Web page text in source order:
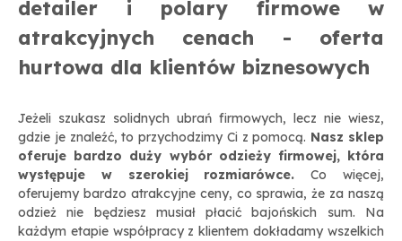
detailer i polary firmowe w
atrakcyjnych cenach - oferta
hurtowa dla klientów biznesowych
Jeżeli szukasz solidnych ubrań firmowych, lecz nie wiesz,
gdzie je znaleźć, to przychodzimy Ci z pomocą. Nasz sklep
oferuje bardzo duży wybór odzieży firmowej, która
występuje w szerokiej rozmiarówce. Co więcej,
oferujemy bardzo atrakcyjne ceny, co sprawia, że za naszą
odzież nie będziesz musiał płacić bajońskich sum. Na
każdym etapie współpracy z klientem dokładamy wszelkich